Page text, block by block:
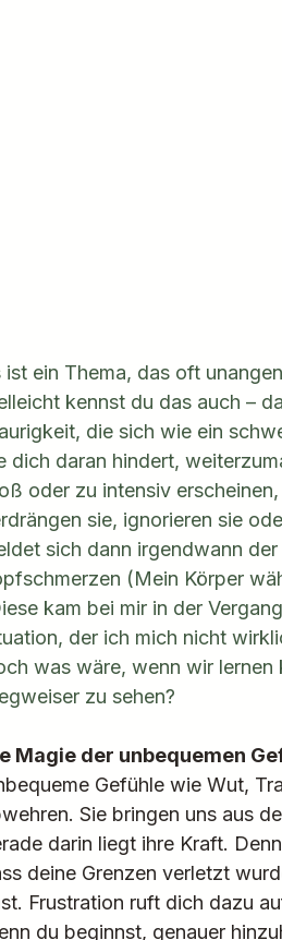
ist ein Thema, das oft
kennst du das auch –
die sich wie ein
dich daran hindert,
oder zu intensiv
sie, ignorieren sie
sich dann irgendwann
(Mein Körper
kam bei mir in der
der ich mich nicht
was wäre, wenn wir
zu sehen?
Magie der unbequemen
Gefühle wie Wut,
Sie bringen uns aus
darin liegt ihre Kraft.
deine Grenzen verletzt
Frustration ruft dich dazu
du beginnst, genauer